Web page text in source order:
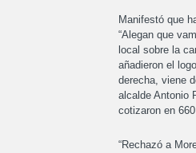
Manifestó que
“Alegan que
local sobre la
añadieron el
derecha, viene
alcalde Antonio
cotizaron en
“Rechazó a